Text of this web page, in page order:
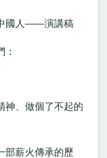
國人——演講稿
、做個了不起的
薪火傳承的歷